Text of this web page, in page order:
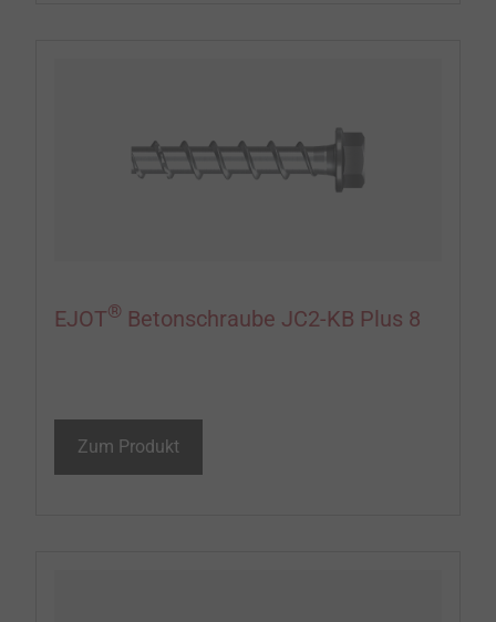
EJOT® Betonschraube JC2-KB Plus 8
Zum Produkt